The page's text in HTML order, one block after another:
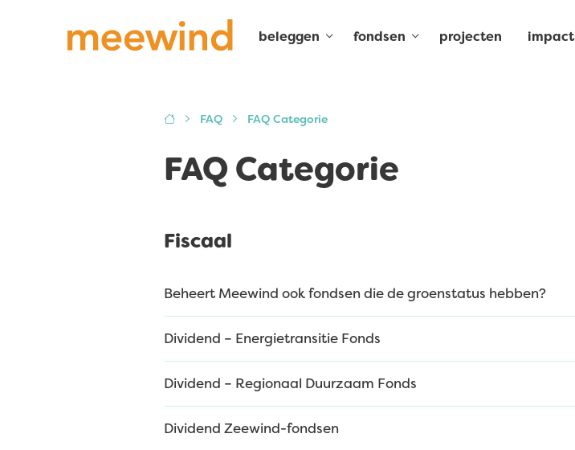
beleggen fondsen projecten impact
FAQ FAQ Categorie
FAQ Categorie
Fiscaal
Beheert Meewind ook fondsen die de groenstatus hebben?
Dividend – Energietransitie Fonds
Dividend – Regionaal Duurzaam Fonds
Dividend Zeewind-fondsen